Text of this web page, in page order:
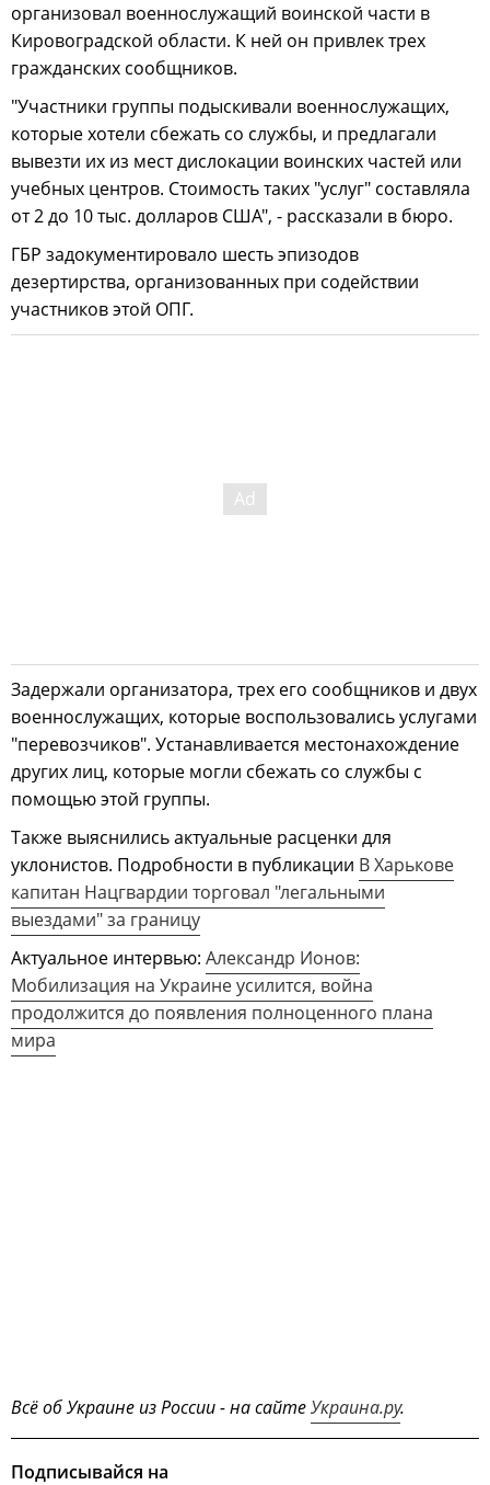
организовал военнослужащий воинской части в
Кировоградской области. К ней он привлек трех
гражданских сообщников.
"Участники группы подыскивали военнослужащих,
которые хотели сбежать со службы, и предлагали
вывезти их из мест дислокации воинских частей или
учебных центров. Стоимость таких "услуг" составляла
от 2 до 10 тыс. долларов США", - рассказали в бюро.
ГБР задокументировало шесть эпизодов
дезертирства, организованных при содействии
участников этой ОПГ.
Задержали организатора, трех его сообщников и двух
военнослужащих, которые воспользовались услугами
"перевозчиков". Устанавливается местонахождение
других лиц, которые могли сбежать со службы с
помощью этой группы.
Также выяснились актуальные расценки для
уклонистов. Подробности в публикации В Харькове
капитан Нацгвардии торговал "легальными
выездами" за границу
Актуальное интервью: Александр Ионов:
Мобилизация на Украине усилится, война
продолжится до появления полноценного плана
мира
Всё об Украине из России - на сайтеУкраина.ру.
Подписывайся на